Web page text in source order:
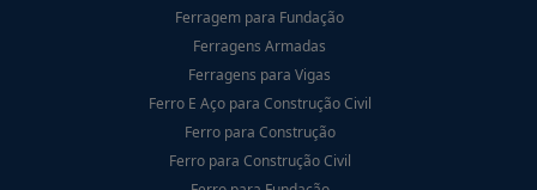
Ferragem para Fundação
Ferragens Armadas
Ferragens para Vigas
Ferro E Aço para Construção Civil
Ferro para Construção
Ferro para Construção Civil